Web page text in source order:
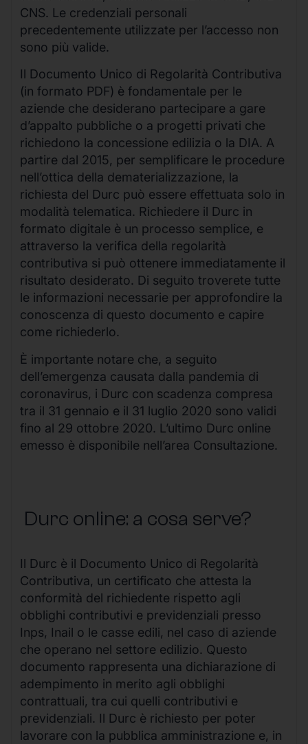
CNS. Le credenziali personali
precedentemente utilizzate per l’accesso non
sono più valide.
Il Documento Unico di Regolarità Contributiva
(in formato PDF) è fondamentale per le
aziende che desiderano partecipare a gare
d’appalto pubbliche o a progetti privati che
richiedono la concessione edilizia o la DIA. A
partire dal 2015, per semplificare le procedure
nell’ottica della dematerializzazione, la
richiesta del Durc può essere effettuata solo in
modalità telematica. Richiedere il Durc in
formato digitale è un processo semplice, e
attraverso la verifica della regolarità
contributiva si può ottenere immediatamente il
risultato desiderato. Di seguito troverete tutte
le informazioni necessarie per approfondire la
conoscenza di questo documento e capire
come richiederlo.
È importante notare che, a seguito
dell’emergenza causata dalla pandemia di
coronavirus, i Durc con scadenza compresa
tra il 31 gennaio e il 31 luglio 2020 sono validi
fino al 29 ottobre 2020. L’ultimo Durc online
emesso è disponibile nell’area Consultazione.
Durc online: a cosa serve?
Il Durc è il Documento Unico di Regolarità
Contributiva, un certificato che attesta la
conformità del richiedente rispetto agli
obblighi contributivi e previdenziali presso
Inps, Inail o le casse edili, nel caso di aziende
che operano nel settore edilizio. Questo
documento rappresenta una dichiarazione di
adempimento in merito agli obblighi
contrattuali, tra cui quelli contributivi e
previdenziali. Il Durc è richiesto per poter
lavorare con la pubblica amministrazione e, in